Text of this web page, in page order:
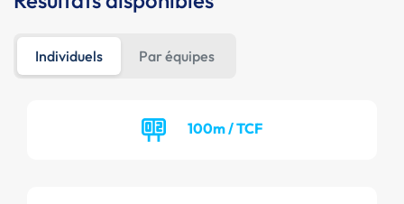
Individuels Par équipes
100m / TCF